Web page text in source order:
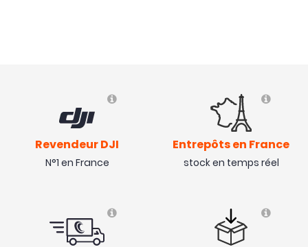
Revendeur DJI
N°1 en France
Entrepôts en France
stock en temps réel